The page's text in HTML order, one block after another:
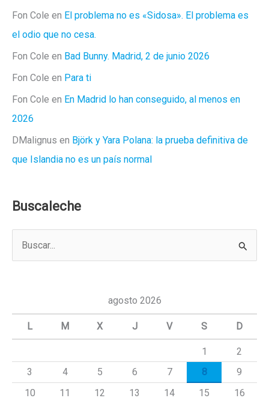
Fon Cole en El problema no es «Sidosa». El problema es
el odio que no cesa.
Fon Cole en Bad Bunny. Madrid, 2 de junio 2026
Fon Cole en Para ti
Fon Cole en En Madrid lo han conseguido, al menos en
2026
DMalignus en Björk y Yara Polana: la prueba definitiva de
que Islandia no es un país normal
Buscaleche
a
agosto 2026
L M X J V S D
1
2
3
4 5 6 7 8
9
10
11 12 13 14 15 16